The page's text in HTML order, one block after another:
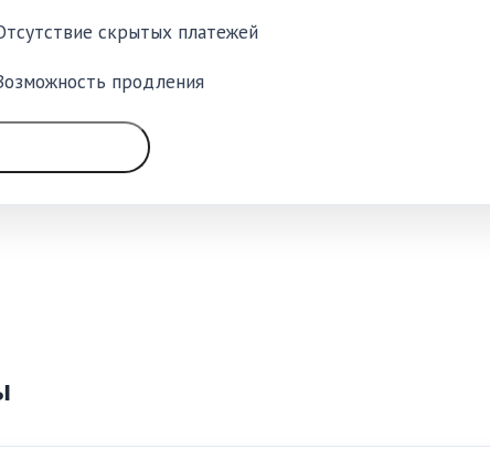
скрытых платежей
продления